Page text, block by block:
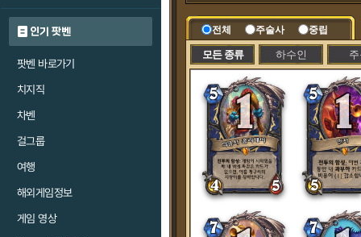
인기 팟벤
팟벤 바로가기
치지직
차벤
걸그룹
여행
해외게임정보
게임 영상
전체 주술사 중립
모든 종류 하수인